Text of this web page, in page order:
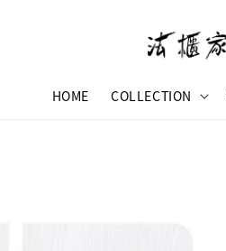
HOME COLLECTION